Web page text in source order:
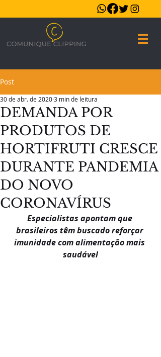
Post
DEMANDA POR
PRODUTOS DE
HORTIFRUTI CRESCE
DURANTE PANDEMIA
DO NOVO
CORONAVÍRUS
30 de abr. de 20203 min de leitura
Especialistas apontam que
brasileiros têm buscado reforçar
imunidade com alimentação mais
saudável